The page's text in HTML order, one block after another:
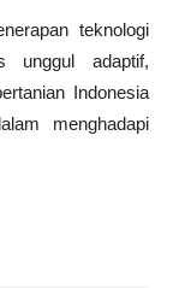
teknologi
unggul adaptif,
Indonesia
menghadapi